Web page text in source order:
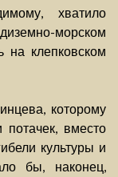
хватило
морском
на клепковском
которому
потачек, вместо
культуры и
бы, наконец,